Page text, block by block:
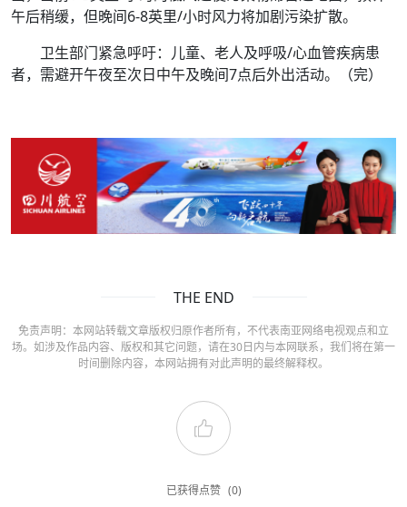
午后稍缓，但晚间6-8英里/小时风力将加剧污染扩散。
卫生部门紧急呼吁：儿童、老人及呼吸/心血管疾病患
者，需避开午夜至次日中午及晚间7点后外出活动。（完）
THE END
免责声明：本网站转载文章版权归原作者所有，不代表南亚网络电视观点和立
场。如涉及作品内容、版权和其它问题，请在30日内与本网联系，我们将在第一
时间删除内容，本网站拥有对此声明的最终解释权。
已获得点赞 (0)